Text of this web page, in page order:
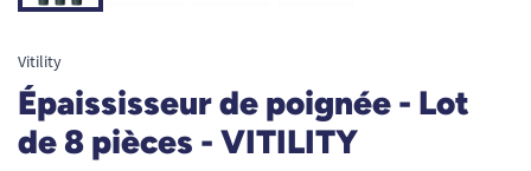
Vitility
Épaississeur de poignée - Lot
de 8 pièces - VITILITY